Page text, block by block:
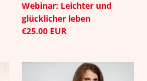
Webinar: Leichter und
glücklicher leben
Normaler
€25.00 EUR